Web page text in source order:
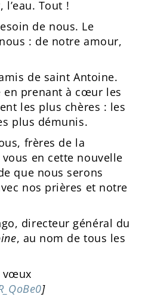
l’eau. Tout !
de nous. Le
: de notre amour,
de saint Antoine.
prenant à cœur les
les plus chères : les
plus démunis.
frères de la
en cette nouvelle
que nous serons
nos prières et notre
directeur général du
, au nom de tous les
vœux
]